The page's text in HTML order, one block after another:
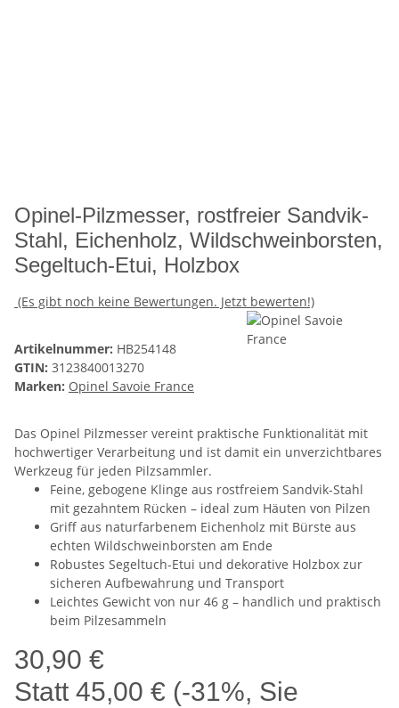
Opinel-Pilzmesser, rostfreier Sandvik-
Stahl, Eichenholz, Wildschweinborsten,
Segeltuch-Etui, Holzbox
(Es gibt noch keine Bewertungen. Jetzt bewerten!)
Artikelnummer: HB254148
GTIN: 3123840013270
Marken: Opinel Savoie France
Das Opinel Pilzmesser vereint praktische Funktionalität mit
hochwertiger Verarbeitung und ist damit ein unverzichtbares
Werkzeug für jeden Pilzsammler.
Feine, gebogene Klinge aus rostfreiem Sandvik-Stahl
mit gezahntem Rücken – ideal zum Häuten von Pilzen
Griff aus naturfarbenem Eichenholz mit Bürste aus
echten Wildschweinborsten am Ende
Robustes Segeltuch-Etui und dekorative Holzbox zur
sicheren Aufbewahrung und Transport
Leichtes Gewicht von nur 46 g – handlich und praktisch
beim Pilzesammeln
30,90 €
Statt 45,00 € (-31%, Sie